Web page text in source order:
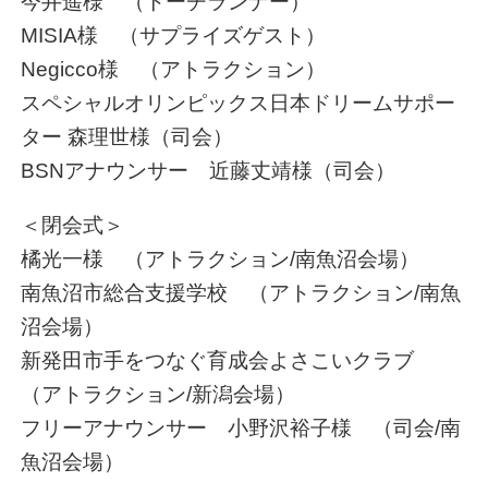
MISIA様 （サプライズゲスト）
Negicco様 （アトラクション）
スペシャルオリンピックス日本ドリームサポー
ター 森理世様（司会）
BSNアナウンサー 近藤丈靖様（司会）
＜閉会式＞
橘光一様 （アトラクション/南魚沼会場）
南魚沼市総合支援学校 （アトラクション/南魚
沼会場）
新発田市手をつなぐ育成会よさこいクラブ
（アトラクション/新潟会場）
フリーアナウンサー 小野沢裕子様 （司会/南
魚沼会場）